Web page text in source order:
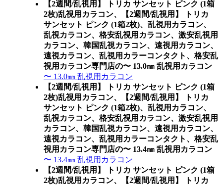
【2週間/乱視用】 トリカ サンセット ピンク (1箱
2枚)乱視用カラコン、
【2週間/乱視用】 トリカ
サンセット ピンク (1箱2枚)、乱視用カラコン、
乱視カラコン、格安乱視用カラコン、激安乱視用
カラコン、韓国乱視カラコン、遠視用カラコン、
遠視カラコン、乱視用カラーコンタクト、格安乱
視用カラコン専門店の〜 13.0㎜ 乱視用カラコン
〜 13.0㎜ 乱視用カラコン
【2週間/乱視用】 トリカ サンセット ピンク (1箱
2枚)乱視用カラコン、
【2週間/乱視用】 トリカ
サンセット ピンク (1箱2枚)、乱視用カラコン、
乱視カラコン、格安乱視用カラコン、激安乱視用
カラコン、韓国乱視カラコン、遠視用カラコン、
遠視カラコン、乱視用カラーコンタクト、格安乱
視用カラコン専門店の〜 13.4㎜ 乱視用カラコン
〜 13.4㎜ 乱視用カラコン
【2週間/乱視用】 トリカ サンセット ピンク (1箱
2枚)乱視用カラコン、
【2週間/乱視用】 トリカ